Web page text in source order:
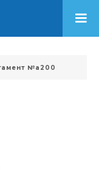
№a200